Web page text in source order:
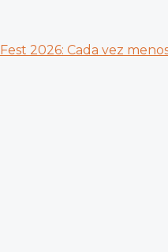
2026: Cada vez